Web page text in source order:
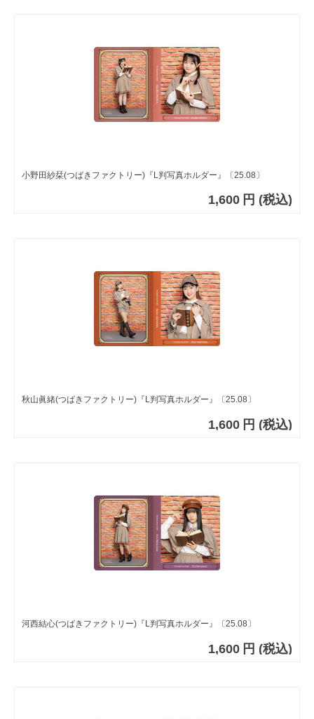
小野田紗栞(つばきファクトリー)『L判写真ホルダー』〔25.08〕
1,600 円 (税込)
秋山眞緒(つばきファクトリー)『L判写真ホルダー』〔25.08〕
1,600 円 (税込)
河西結心(つばきファクトリー)『L判写真ホルダー』〔25.08〕
1,600 円 (税込)